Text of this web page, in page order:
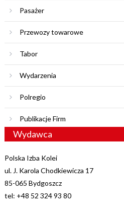
Pasażer
Przewozy towarowe
Tabor
Wydarzenia
Polregio
Publikacje Firm
Wydawca
Polska Izba Kolei
ul. J. Karola Chodkiewicza 17
85-065 Bydgoszcz
tel: +48 52 324 93 80